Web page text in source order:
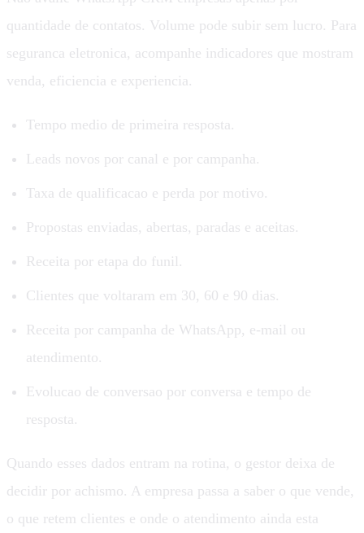
quantidade de contatos. Volume pode subir sem lucro. Para
seguranca eletronica, acompanhe indicadores que mostram
venda, eficiencia e experiencia.
Tempo medio de primeira resposta.
Leads novos por canal e por campanha.
Taxa de qualificacao e perda por motivo.
Propostas enviadas, abertas, paradas e aceitas.
Receita por etapa do funil.
Clientes que voltaram em 30, 60 e 90 dias.
Receita por campanha de WhatsApp, e-mail ou
atendimento.
Evolucao de conversao por conversa e tempo de
resposta.
Quando esses dados entram na rotina, o gestor deixa de
decidir por achismo. A empresa passa a saber o que vende,
o que retem clientes e onde o atendimento ainda esta